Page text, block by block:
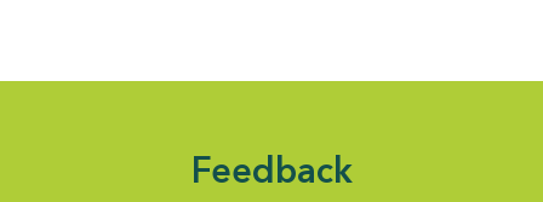
Feedback